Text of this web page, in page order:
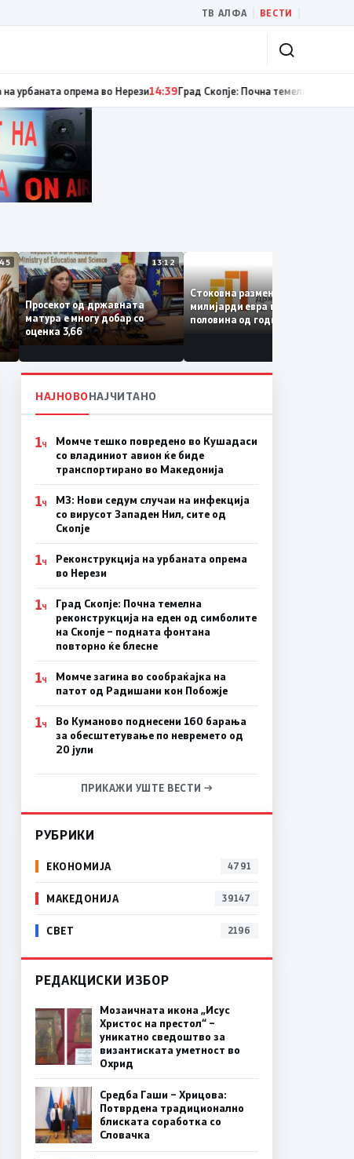
ТВ АЛФА ВЕСТИ
случаи на инфекција со вирусот Западен Нил, сите од Скопје
13:45 13:12
Просекот од државната
матура е многу добар со
оценка 3,66
Стоковна размена од 10,5
милијарди евра во првата
половина од годината –
НАЈНОВОНАЈЧИТАНО
1Ч
Момче тешко повредено во Кушадаси
со владиниот авион ќе биде
транспортирано во Македонија
1Ч
МЗ: Нови седум случаи на инфекција
со вирусот Западен Нил, сите од
Скопје
1Ч
Реконструкција на урбаната опрема
во Нерези
1Ч
Град Скопје: Почна темелна
реконструкција на еден од симболите
на Скопје – подната фонтана
повторно ќе блесне
1Ч
Момче загина во сообраќајка на
патот од Радишани кон Побожје
1Ч
Во Куманово поднесени 160 барања
за обесштетување по невремето од
20 јули
ПРИКАЖИ УШТЕ ВЕСТИ →
РУБРИКИ
ЕКОНОМИЈА 4791
МАКЕДОНИЈА 39147
СВЕТ 2196
РЕДАКЦИСКИ ИЗБОР
Мозаичната икона „Исус
Христос на престол“ –
уникатно сведоштво за
византиската уметност во
Охрид
Средба Гаши – Хрицова:
Потврдена традиционално
блиската соработка со
Словачка